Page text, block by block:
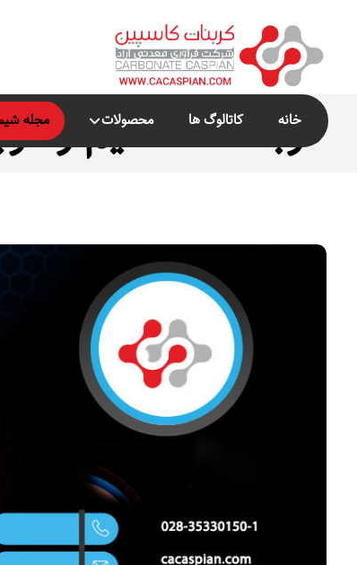
خانه کاتالوگ ها محصولات مجله کربنات کلسیم